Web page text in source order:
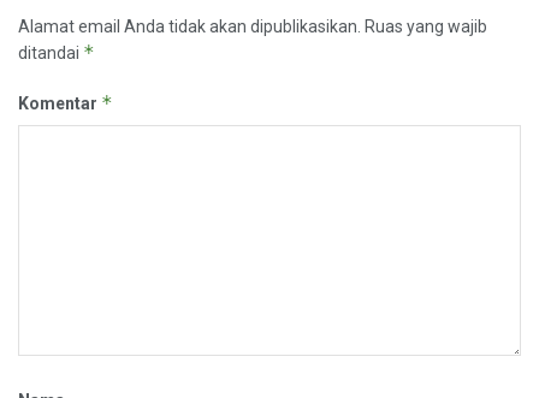
Alamat email Anda tidak akan dipublikasikan. Ruas yang wajib
ditandai *
Komentar *